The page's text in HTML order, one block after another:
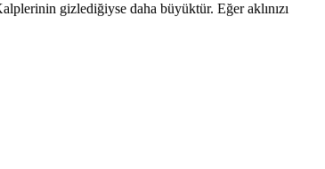
gizlediğiyse daha büyüktür. Eğer aklınızı